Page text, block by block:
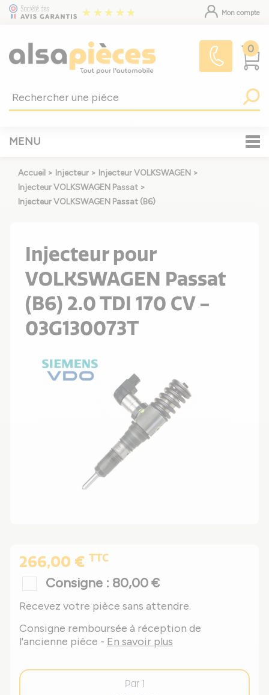
Mon compte
0
MENU
Accueil > Injecteur > Injecteur VOLKSWAGEN >
Injecteur VOLKSWAGEN Passat >
Injecteur VOLKSWAGEN Passat (B6)
Injecteur pour
VOLKSWAGEN Passat
(B6) 2.0 TDI 170 CV -
03G130073T
266,00 € TTC
Consigne : 80,00 €
Recevez votre pièce sans attendre.
Consigne remboursée à réception de
l'ancienne pièce - En savoir plus
Par 1